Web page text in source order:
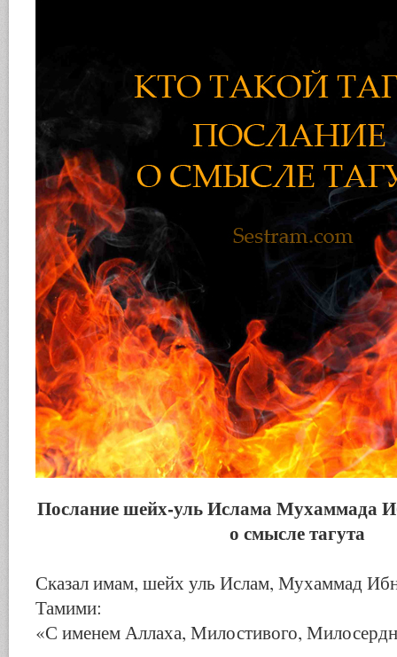
Послание шейх-уль Ислама Мухаммада
о смысле тагута
Сказал имам, шейх уль Ислам, Мухаммад
Тамими:
«С именем Аллаха, Милостивого,